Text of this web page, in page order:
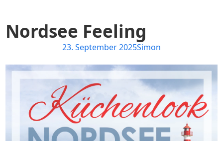
Nordsee Feeling
23. September 2025Simon